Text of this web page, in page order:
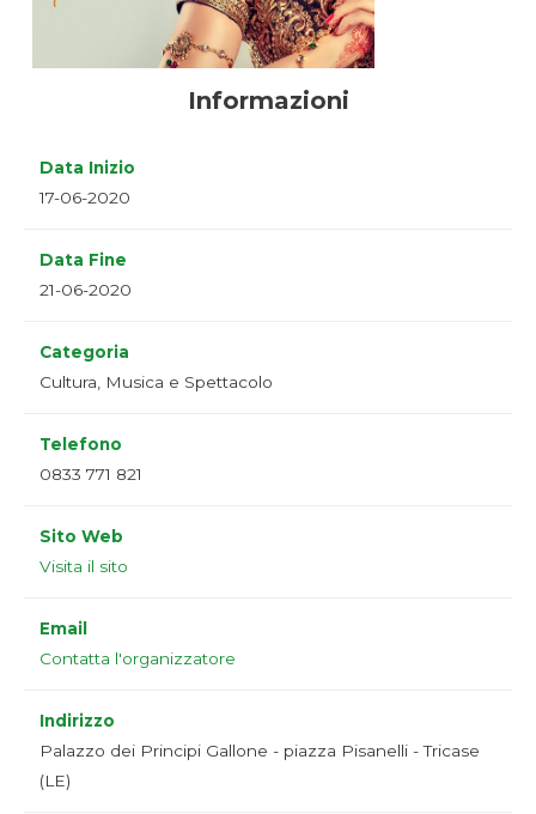
Informazioni
Data Inizio
17-06-2020
Data Fine
21-06-2020
Categoria
Cultura, Musica e Spettacolo
Telefono
0833 771 821
Sito Web
Visita il sito
Email
Contatta l'organizzatore
Indirizzo
Palazzo dei Principi Gallone - piazza Pisanelli - Tricase
(LE)